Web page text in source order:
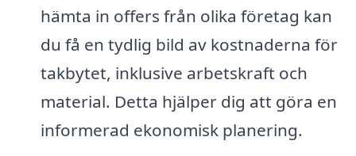
hämta in offers från olika företag kan
du få en tydlig bild av kostnaderna för
takbytet, inklusive arbetskraft och
material. Detta hjälper dig att göra en
informerad ekonomisk planering.